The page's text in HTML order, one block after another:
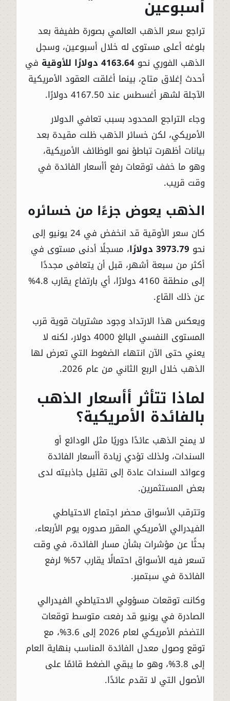
أسبوعين
تراجع سعر الذهب العالمي بصورة طفيفة بعد
بلوغه أعلى مستوى له خلال أسبوعين، وسجل
الذهب الفوري نحو 4163.64 دولارًا للأوقية
في
أحدث إغلاق متاح، بينما أغلقت العقود الأمريكية
الآجلة لشهر أغسطس عند 4167.50 دولارًا.
وجاء التراجع المحدود بسبب تعافي الدولار
الأمريكي، لكن خسائر الذهب ظلت مقيدة بعد
بيانات أظهرت تباطؤ نمو الوظائف الأمريكية،
وهو ما خفف توقعات رفع أأسعار الفائدة في
وقت قريب.
الذهب يعوض جزءًا من خسائره
كان سعر الأوقية قد انخفض في 24 يونيو إلى
نحو 3973.79 دولارًا
، مسجلًا أدنى مستوى في
أكثر من سبعة أشهر، قبل أن يتعافى مجددًا
إلى منطقة 4160 دولارًا، أي بارتفاع يقارب 4.8%
عن ذلك القاع.
ويعكس هذا الارتداد وجود مشتريات قوية قرب
المستوى النفسي البالغ 4000 دولار، لكنه لا
يعني حتى الآن انتهاء الضغوط التي تعرض لها
الذهب خلال الربع الثاني من عام 2026.
لماذا تتأثر أأسعار الذهب
بالفائدة الأمريكية؟
لا يمنح الذهب عائدًا دوريًا مثل الودائع أو
السندات، ولذلك تؤدي زيادة أأسعار الفائدة
وعوائد السندات عادة إلى تقليل جاذبيته لدى
بعض المستثمرين.
وتترقب الأسواق محضر اجتماع الاحتياطي
الفيدرالي الأمريكي المقرر صدوره يوم الأربعاء،
بحثًا عن مؤشرات بشأن مسار الفائدة، في وقت
تسعر فيه الأسواق احتمالًا يقارب 57% لرفع
الفائدة في سبتمبر.
وكانت توقعات مسؤولي الاحتياطي الفيدرالي
الصادرة في يونيو قد رفعت متوسط توقعات
التضخم الأمريكي لعام 2026 إلى 3.6%، مع
توقع وصول معدل الفائدة المناسب بنهاية العام
إلى 3.8%، وهو ما يبقي الضغط قائمًا على
الأصول التي لا تقدم عائدًا.